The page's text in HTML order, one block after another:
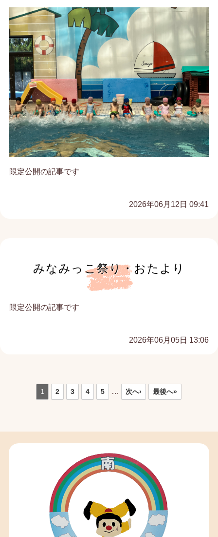
限定公開の記事です
2026年06月12日 09:41
みなみっこ祭り・おたより
限定公開の記事です
2026年06月05日 13:06
1 2 3 4 5 … 次へ› 最後へ»